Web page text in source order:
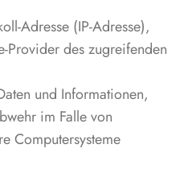
Adresse (IP-Adresse),
Provider des zugreifenden
und Informationen,
im Falle von
Computersysteme